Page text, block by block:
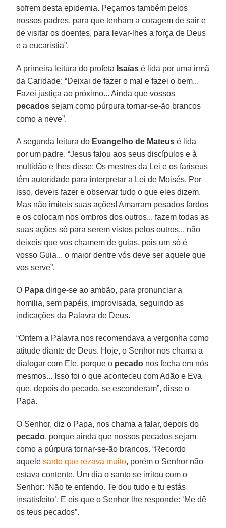
sofrem desta epidemia. Peçamos também pelos
nossos padres, para que tenham a coragem de sair e
de visitar os doentes, para levar-lhes a força de Deus
e a eucaristia”.
A primeira leitura do profeta Isaías é lida por uma irmã
da Caridade: “Deixai de fazer o mal e fazei o bem...
Fazei justiça ao próximo... Ainda que vossos
pecados sejam como púrpura tornar-se-ão brancos
como a neve”.
A segunda leitura do Evangelho de Mateus é lida
por um padre. “Jesus falou aos seus discípulos e à
multidão e lhes disse: Os mestres da Lei e os fariseus
têm autoridade para interpretar a Lei de Moisés. Por
isso, deveis fazer e observar tudo o que eles dizem.
Mas não imiteis suas ações! Amarram pesados fardos
e os colocam nos ombros dos outros... fazem todas as
suas ações só para serem vistos pelos outros... não
deixeis que vos chamem de guias, pois um só é
vosso Guia... o maior dentre vós deve ser aquele que
vos serve”.
O Papa dirige-se ao ambão, para pronunciar a
homilia, sem papéis, improvisada, seguindo as
indicações da Palavra de Deus.
“Ontem a Palavra nos recomendava a vergonha como
atitude diante de Deus. Hoje, o Senhor nos chama a
dialogar com Ele, porque o pecado nos fecha em nós
mesmos... Isso foi o que aconteceu com Adão e Eva
que, depois do pecado, se esconderam”, disse o
Papa.
O Senhor, diz o Papa, nos chama a falar, depois do
pecado, porque ainda que nossos pecados sejam
como a púrpura tornar-se-ão brancos. “Recordo
aquelesanto que rezava muito, porém o Senhor não
estava contente. Um dia o santo se irritou com o
Senhor: ‘Não te entendo. Te dou tudo e tu estás
insatisfeito’. E eis que o Senhor lhe responde: ‘Me dê
os teus pecados”.